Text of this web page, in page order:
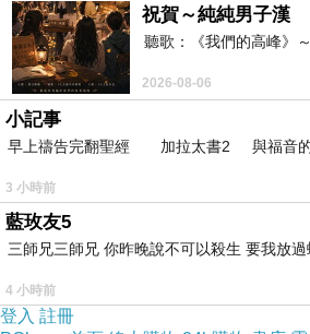
祝賀～純純男子漢
聽歌：《我們的高峰》
2026-08-06
小記事
早上禱告完翻聖經 加拉太書2 與福音的
3 小時前
藍玫友5
三師兄三師兄 你昨晚說不可以殺生 要我放
4 小時前
登入 註冊